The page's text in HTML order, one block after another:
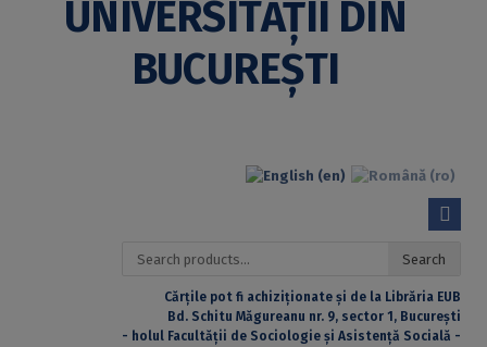
Search
Search
Cărțile pot fi achiziționate și de la Librăria EUB
Bd. Schitu Măgureanu nr. 9, sector 1, București
- holul Facultății de Sociologie și Asistență Socială -